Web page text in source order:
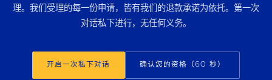
理。我们受理的每一份申请，皆有我们的退款承诺为依托。第一次
对话私下进行，无任何义务。
开启一次私下对话 确认您的资格（60 秒）